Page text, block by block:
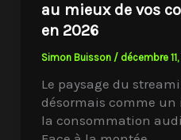
au mieux de vos
en 2026
Simon Buisson / décembre
Le paysage du
désormais comme
la consommation